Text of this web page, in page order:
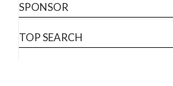
SPONSOR
TOP SEARCH